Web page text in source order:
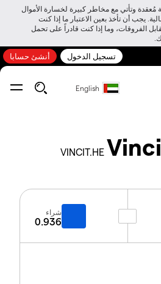
مُعقدة وتأتي مع مخاطر كبيرة لخسارة الأموال
يجب أن تأخذ بعين الاعتبار ما إذا كنت
الفروقات، وما إذا كنت قادراً على تحمل
تسجيل الدخول أنشئ حسابا
English
VINCIT.HE
شراء
0.936